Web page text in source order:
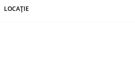
LOCAȚIE